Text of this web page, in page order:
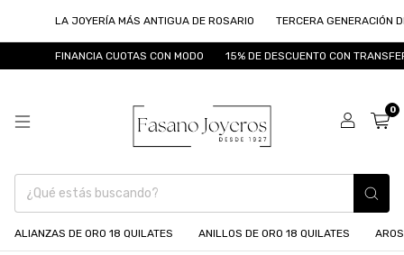
LA JOYERÍA MÁS ANTIGUA DE ROSARIO TERCERA GENERACIÓN DE
FINANCIA CUOTAS CON MODO 15% DE DESCUENTO CON
0
ALIANZAS DE ORO 18 QUILATES ANILLOS DE ORO 18 QUILATES